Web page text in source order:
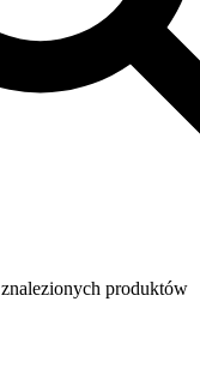
znalezionych produktów